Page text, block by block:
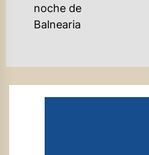
post:noche de
Balnearia